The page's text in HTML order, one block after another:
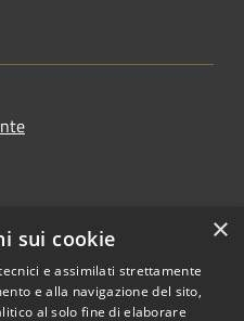
×
sui cookie
e assimilati strettamente
e alla navigazione del sito,
al solo fine di elaborare